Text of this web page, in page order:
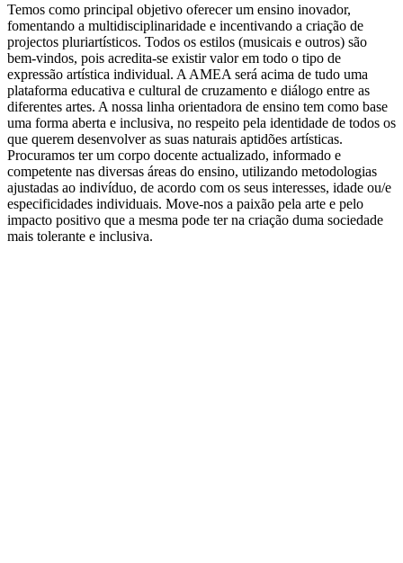
Temos como principal objetivo oferecer um ensino inovador,
fomentando a multidisciplinaridade e incentivando a criação de
projectos pluriartísticos. Todos os estilos (musicais e outros) são
bem-vindos, pois acredita-se existir valor em todo o tipo de
expressão artística individual. A AMEA será acima de tudo uma
plataforma educativa e cultural de cruzamento e diálogo entre as
diferentes artes. A nossa linha orientadora de ensino tem como base
uma forma aberta e inclusiva, no respeito pela identidade de todos os
que querem desenvolver as suas naturais aptidões artísticas.
Procuramos ter um corpo docente actualizado, informado e
competente nas diversas áreas do ensino, utilizando metodologias
ajustadas ao indivíduo, de acordo com os seus interesses, idade ou/e
especificidades individuais. Move-nos a paixão pela arte e pelo
impacto positivo que a mesma pode ter na criação duma sociedade
mais tolerante e inclusiva.